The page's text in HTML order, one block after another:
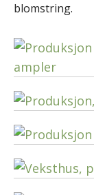
blomstring.